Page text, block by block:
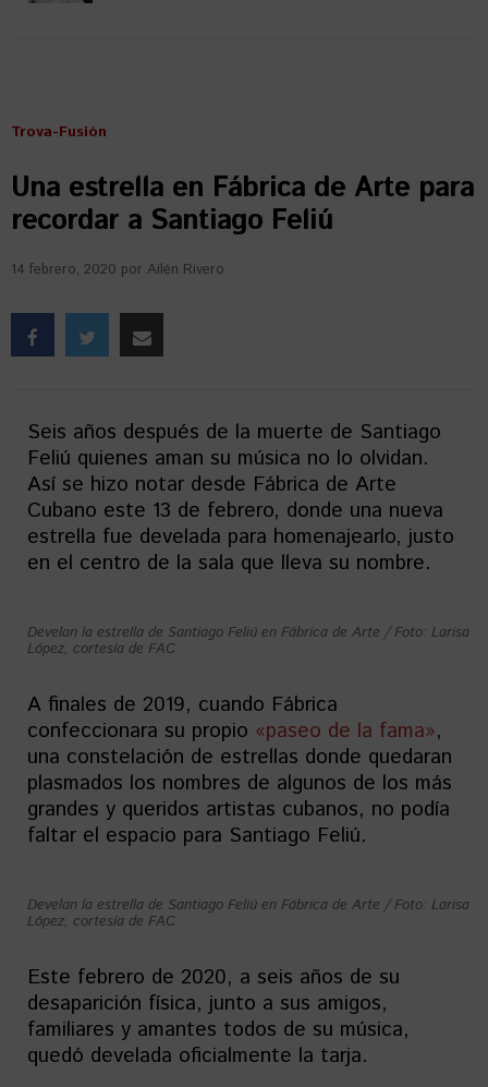
Trova-Fusión
Una estrella en Fábrica de Arte para
recordar a Santiago Feliú
14 febrero, 2020 por Ailén Rivero
Seis años después de la muerte de Santiago
Feliú quienes aman su música no lo olvidan.
Así se hizo notar desde Fábrica de Arte
Cubano este 13 de febrero, donde una nueva
estrella fue develada para homenajearlo, justo
en el centro de la sala que lleva su nombre.
Develan la estrella de Santiago Feliú en Fábrica de Arte / Foto: Larisa
López, cortesía de FAC
A finales de 2019, cuando Fábrica
confeccionara su propio «paseo de la fama»,
una constelación de estrellas donde quedaran
plasmados los nombres de algunos de los más
grandes y queridos artistas cubanos, no podía
faltar el espacio para Santiago Feliú.
Develan la estrella de Santiago Feliú en Fábrica de Arte / Foto: Larisa
López, cortesía de FAC
Este febrero de 2020, a seis años de su
desaparición física, junto a sus amigos,
familiares y amantes todos de su música,
quedó develada oficialmente la tarja.